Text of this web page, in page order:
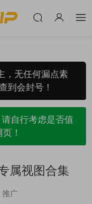
，无任何漏点素
到会封号！
自行考虑是否值
！
属视图合集
推广